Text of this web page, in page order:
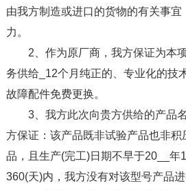
由我方制造或进口的货物的有关事宜
力。
2、作为原厂商，我方保证为本
务供给_12个月纯正的、专业化的技
故障配件免费更换。
3、我方此次向贵方供给的产品
方保证：该产品既非试验产品也非积
品，且生产(完工)日期不早于20__年
360(天)内，我方没有对该型号产品